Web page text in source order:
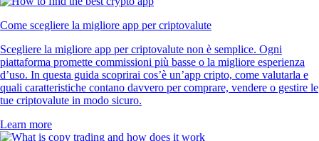
Come scegliere la migliore app per criptovalute
Scegliere la migliore app per criptovalute non è semplice. Ogni
piattaforma promette commissioni più basse o la migliore esperienza
d’uso. In questa guida scoprirai cos’è un’app cripto, come valutarla e
quali caratteristiche contano davvero per comprare, vendere o gestire le
tue criptovalute in modo sicuro.
Learn more